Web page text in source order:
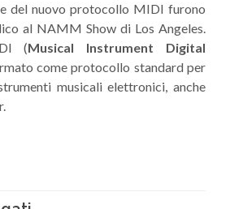
del nuovo protocollo MIDI furono
al NAMM Show di Los Angeles.
(Musical Instrument Digital
come protocollo standard per
musicali elettronici, anche